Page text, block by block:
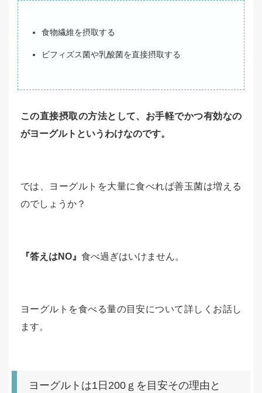
食物繊維を摂取する
ビフィズス菌や乳酸菌を直接摂取する
この直接摂取の方法として、お手軽でかつ有効なの
がヨーグルトというわけなのです。
では、ヨーグルトを大量に食べれば善玉菌は増える
のでしょうか？
『答えはNO』 食べ過ぎはいけません。
ヨーグルトを食べる量の目安について詳しくお話し
ます。
ヨーグルトは1日200ｇを目安その理由と